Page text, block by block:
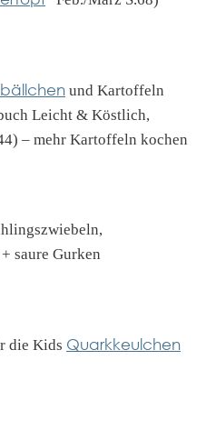
und Kartoffeln
Leicht & Köstlich,
– mehr Kartoffeln kochen
saure Gurken
die Kids Quarkkeulchen